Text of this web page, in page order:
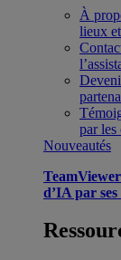
À
lieux
par les
Nouveautés
d’IA par ses